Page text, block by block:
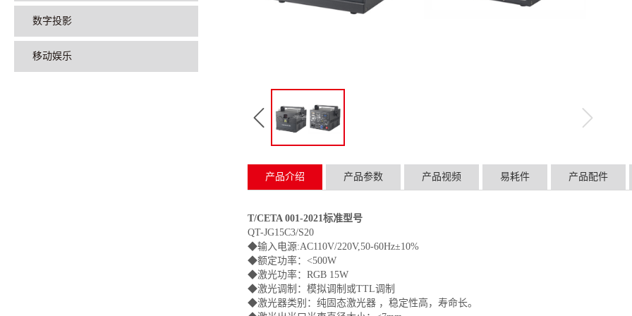
数字投影
移动娱乐
产品介绍 产品参数 产品视频 易耗件 产品配件
T/CETA 001-2021标准型号
QT-JG15C3/S20
◆输入电源:AC110V/220V,50-60Hz±10%
◆额定功率：<500W
◆激光功率：RGB 15W
◆激光调制：模拟调制或TTL调制
◆激光器类别：纯固态激光器 ，稳定性高，寿命长。